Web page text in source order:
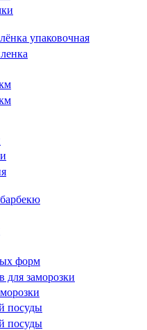
упаковочная
форм
для заморозки
посуды
посуды